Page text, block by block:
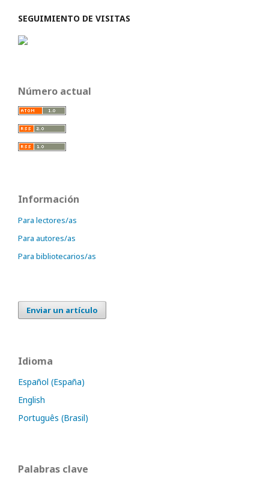
SEGUIMIENTO DE VISITAS
Número actual
Información
Para lectores/as
Para autores/as
Para bibliotecarios/as
Enviar un artículo
Idioma
Español (España)
English
Português (Brasil)
Palabras clave